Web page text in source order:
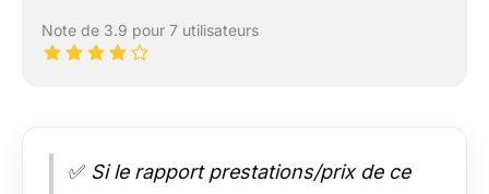
Note de 3.9 pour 7 utilisateurs
✅ Si le rapport prestations/prix de ce